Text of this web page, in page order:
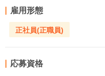
雇用形態
正社員(正職員)
応募資格